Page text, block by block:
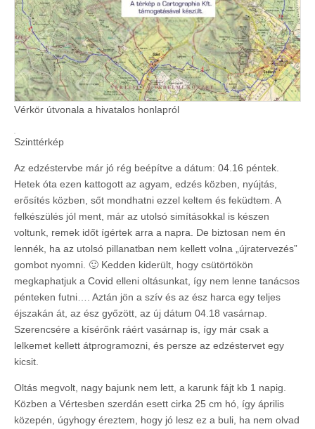
Vérkör útvonala a hivatalos honlapról
Szinttérkép
Az edzéstervbe már jó rég beépítve a dátum: 04.16 péntek.
Hetek óta ezen kattogott az agyam, edzés közben, nyújtás,
erősítés közben, sőt mondhatni ezzel keltem és feküdtem. A
felkészülés jól ment, már az utolsó simításokkal is készen
voltunk, remek időt ígértek arra a napra. De biztosan nem én
lennék, ha az utolsó pillanatban nem kellett volna „újratervezés”
gombot nyomni. 🙂 Kedden kiderült, hogy csütörtökön
megkaphatjuk a Covid elleni oltásunkat, így nem lenne tanácsos
pénteken futni…. Aztán jön a szív és az ész harca egy teljes
éjszakán át, az ész győzött, az új dátum 04.18 vasárnap.
Szerencsére a kísérőnk ráért vasárnap is, így már csak a
lelkemet kellett átprogramozni, és persze az edzéstervet egy
kicsit.
Oltás megvolt, nagy bajunk nem lett, a karunk fájt kb 1 napig.
Közben a Vértesben szerdán esett cirka 25 cm hó, így április
közepén, úgyhogy éreztem, hogy jó lesz ez a buli, ha nem olvad